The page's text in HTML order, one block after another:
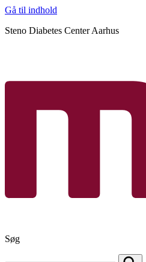
Gå til indhold
Steno Diabetes Center Aarhus
Søg